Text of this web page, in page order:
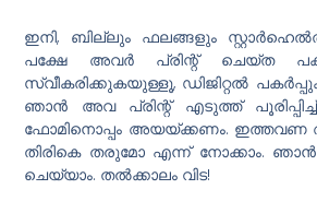
ഇനി, ബില്ലും ഫലങ്ങളും
പക്ഷേ അവർ പ്രിന്റ് ചെയ്ത
സ്വീകരിക്കുകയുള്ളൂ, ഡിജിറ്റൽ
ഞാൻ അവ പ്രിന്റ് എടുത്ത് പൂരിപ്പിച്ച്
ഫോമിനൊപ്പം അയയ്ക്കണം. ഇത്തവണ
തിരികെ തരുമോ എന്ന് നോക്കാം.
ചെയ്യാം. തൽക്കാലം വിട!